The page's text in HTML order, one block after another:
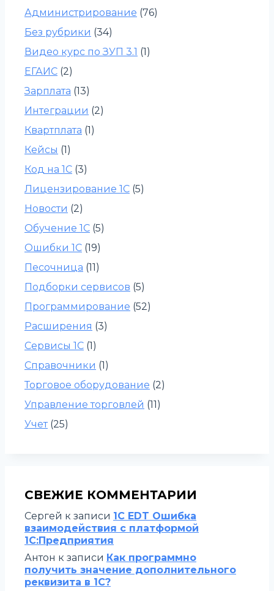
Администрирование (76)
Без рубрики (34)
Видео курс по ЗУП 3.1 (1)
ЕГАИС (2)
Зарплата (13)
Интеграции (2)
Квартплата (1)
Кейсы (1)
Код на 1С (3)
Лицензирование 1С (5)
Новости (2)
Обучение 1С (5)
Ошибки 1С (19)
Песочница (11)
Подборки сервисов (5)
Программирование (52)
Расширения (3)
Сервисы 1С (1)
Справочники (1)
Торговое оборудование (2)
Управление торговлей (11)
Учет(25)
СВЕЖИЕ КОММЕНТАРИИ
Сергей к записи 1C EDT Ошибка
взаимодействия с платформой
1С:Предприятия
Антон к записи Как программно
получить значение дополнительного
реквизита в 1С?